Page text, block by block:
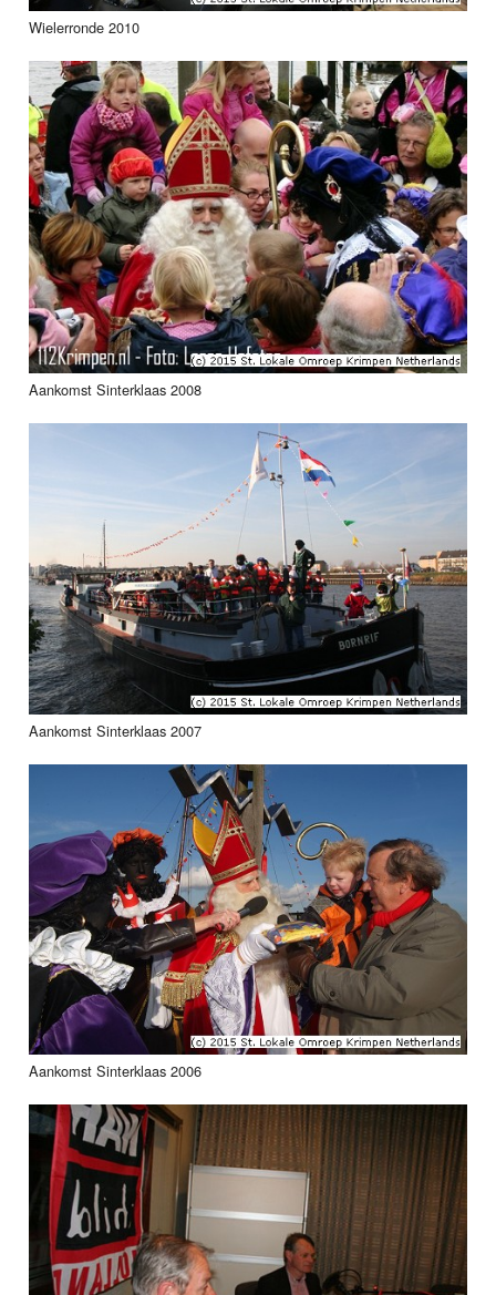
Wielerronde 2010
Aankomst Sinterklaas 2008
Aankomst Sinterklaas 2007
Aankomst Sinterklaas 2006